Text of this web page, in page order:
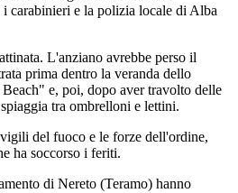
carabinieri e la polizia locale di Alba
L'anziano avrebbe perso il
prima dentro la veranda dello
e, poi, dopo aver travolto delle
tra ombrelloni e lettini.
del fuoco e le forze dell'ordine,
ha soccorso i feriti.
di Nereto (Teramo) hanno